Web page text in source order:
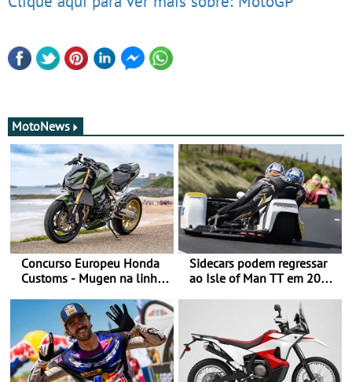
MotoNews
Concurso Europeu Honda
Customs - Mugen na linha
Sidecars podem regressar
ao Isle of Man TT em 2027